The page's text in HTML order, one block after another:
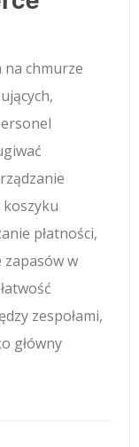
chmurze
płatności,
zapasów w
zespołami,
główny